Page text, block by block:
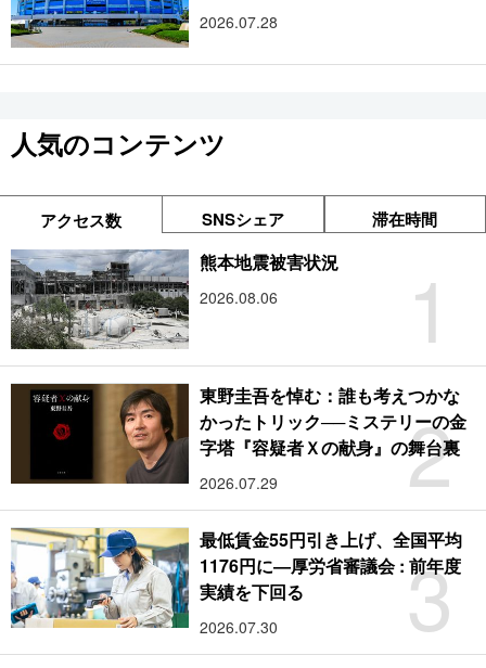
2026.07.28
人気のコンテンツ
アクセス数 SNSシェア 滞在時間
1
熊本地震被害状況
2026.08.06
2
東野圭吾を悼む：誰も考えつかな
かったトリック──ミステリーの金
字塔『容疑者Ｘの献身』の舞台裏
2026.07.29
3
最低賃金55円引き上げ、全国平均
1176円に―厚労省審議会 : 前年度
実績を下回る
2026.07.30